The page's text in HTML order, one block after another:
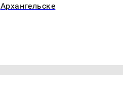
Архангельске